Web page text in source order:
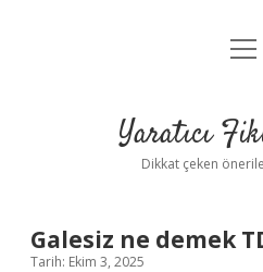
Yasal
Yaratıcı
Dikkat çeken
Galesiz ne demek
Tarih: Ekim 3, 2025